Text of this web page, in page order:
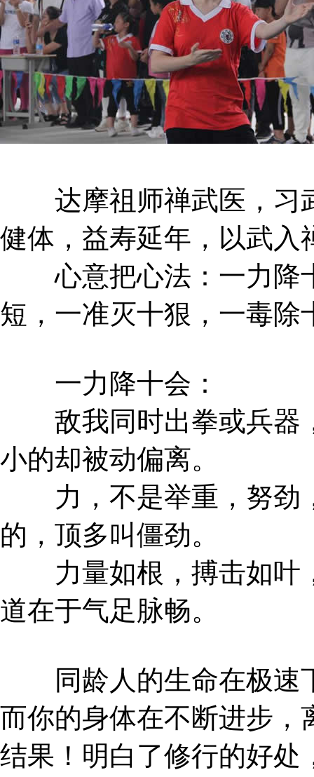
达摩祖师禅武医，习
健体，益寿延年，以武入
心意把心法：一力降
短，一准灭十狠，一毒除
一力降十会：
敌我同时出拳或兵器
小的却被动偏离。
力，不是举重，努劲
的，顶多叫僵劲。
力量如根，搏击如叶
道在于气足脉畅。
同龄人的生命在极速
而你的身体在不断进步，
结果！明白了修行的好处